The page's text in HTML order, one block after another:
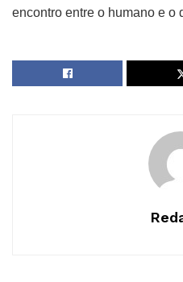
encontro entre o humano e o